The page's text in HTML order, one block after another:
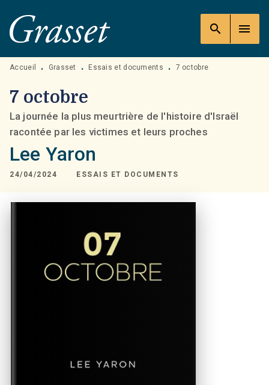
MENU RECHERCHE
PIED DE PAGE
search menu
Accueil • Grasset • Essais et documents • 7 octobre
7 octobre
La journée la plus meurtrière de l'histoire d'Israël
racontée par les victimes et leurs proches
Lee Yaron
24/04/2024 ESSAIS ET DOCUMENTS